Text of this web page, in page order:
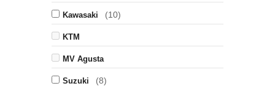
Kawasaki (10)
KTM
MV Agusta
Suzuki (8)